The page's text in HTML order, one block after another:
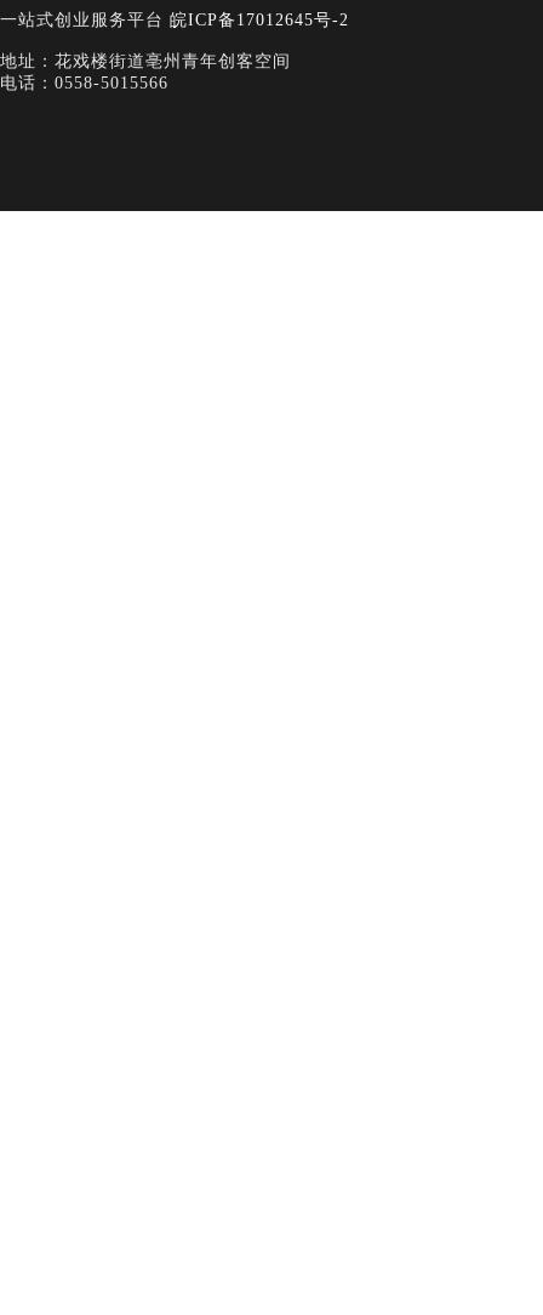
一站式创业服务平台 皖ICP备17012645号-2
地址：花戏楼街道亳州青年创客空间
电话：0558-5015566